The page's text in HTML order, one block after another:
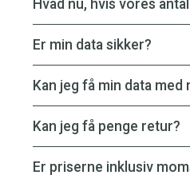
Hvad nu, hvis vores
Er min data sikker?
Kan jeg få min data
Kan jeg få penge retur?
Er priserne inklusiv